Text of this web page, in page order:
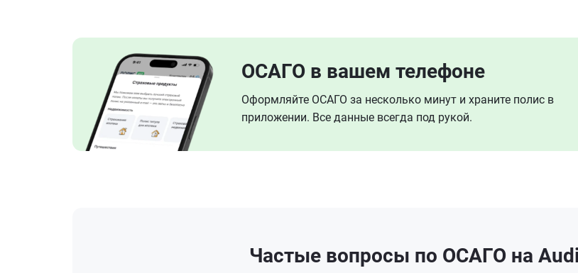
ОСАГО в вашем телефоне
Оформляйте ОСАГО за несколько минут и храните полис в
приложении. Все данные всегда под рукой.
Частые вопросы по ОСАГО на